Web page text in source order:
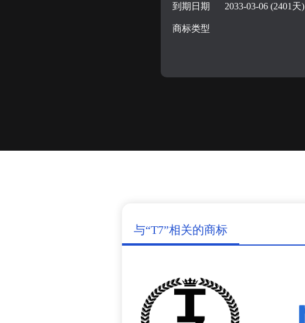
到期日期 2033-03-06 (2401天)
商标类型
与“T7”相关的商标